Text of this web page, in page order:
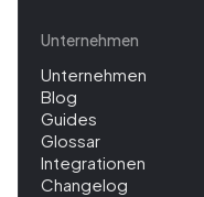
Unternehmen
Unternehmen
Blog
Guides
Glossar
Integrationen
Changelog